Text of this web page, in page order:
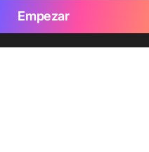
Empezar